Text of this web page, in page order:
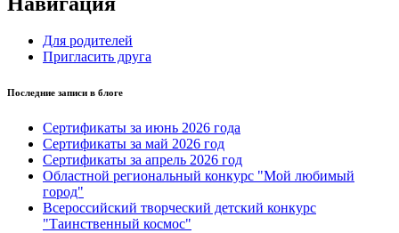
Для родителей
Пригласить друга
Последние записи в блоге
Сертификаты за июнь 2026 года
Сертификаты за май 2026 год
Сертификаты за апрель 2026 год
Областной региональный конкурс "Мой любимый
город"
Всероссийский творческий детский конкурс
"Таинственный космос"